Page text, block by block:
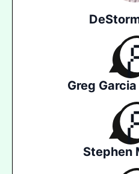
Greg
Stephen